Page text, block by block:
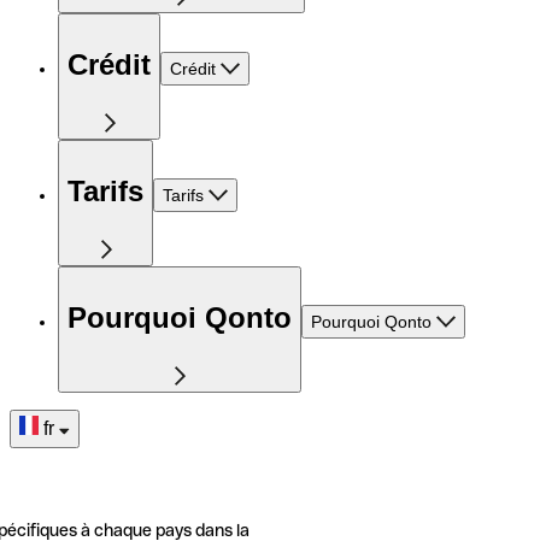
Crédit Crédit
Tarifs Tarifs
Pourquoi Qonto Pourquoi Qonto
fr
à chaque pays dans la